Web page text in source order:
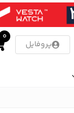
پروفایل
0